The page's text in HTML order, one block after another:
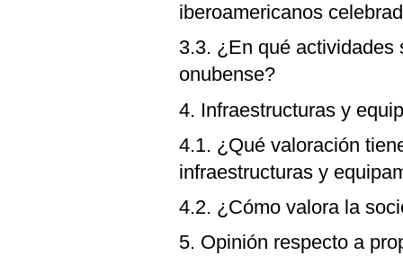
iberoamericanos
3.3. ¿En qué actividades
onubense?
4. Infraestructuras y
4.1. ¿Qué valoración
infraestructuras y
4.2. ¿Cómo valora la
5. Opinión respecto a